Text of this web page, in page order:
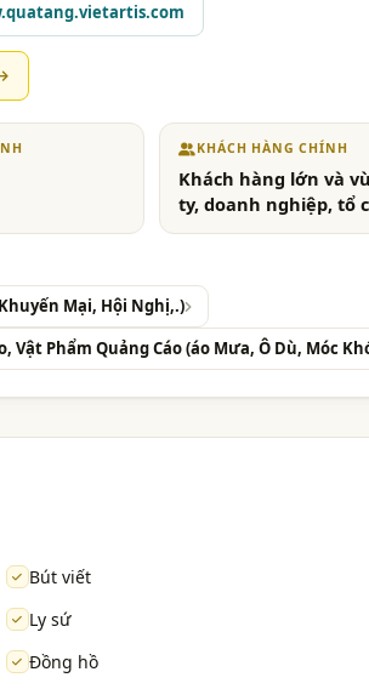
KHÁCH HÀNG CHÍNH
Khách hàng lớn và
ty, doanh nghiệp, tổ
Mại, Hội Nghị,.)
Vật Phẩm Quảng Cáo (áo Mưa, Ô Dù, Móc
Bút viết
Ly sứ
Đồng hồ